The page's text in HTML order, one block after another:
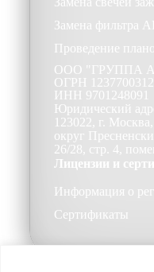
Замена фильтра
Проведение
ООО "ГРУППА
ОГРН
9701248091
Юридический
123022, г.
округ
26/28, стр. 4,
Лицензии и
Информация о
Сертификаты